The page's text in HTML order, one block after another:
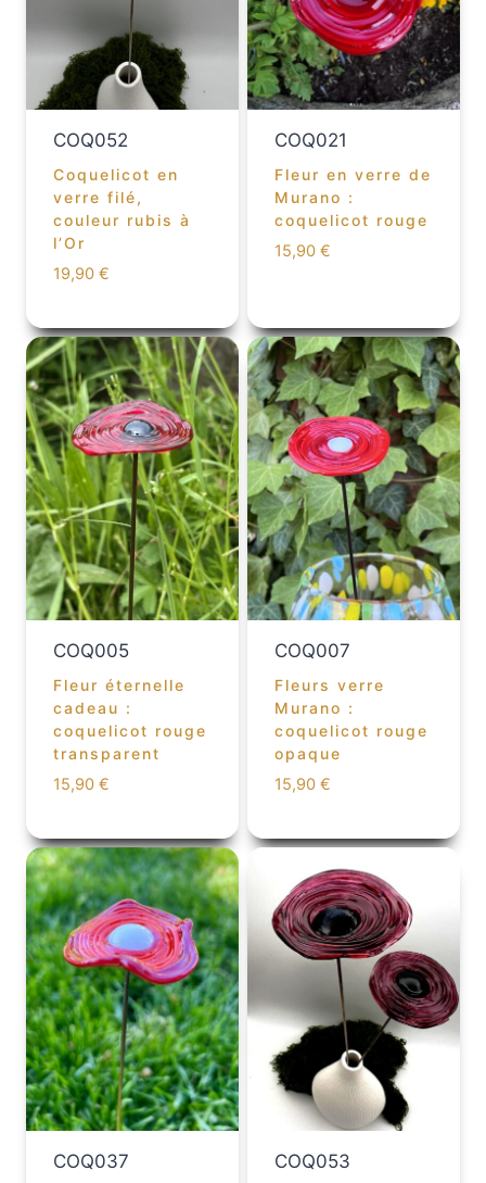
COQ052
Coquelicot en
verre filé,
couleur rubis à
l’Or
19,90 €
COQ021
Fleur en verre de
Murano :
coquelicot rouge
15,90 €
COQ005
Fleur éternelle
cadeau :
coquelicot rouge
transparent
15,90 €
COQ007
Fleurs verre
Murano :
coquelicot rouge
opaque
15,90 €
COQ037 COQ053